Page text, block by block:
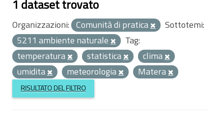
1 dataset trovato
Organizzazioni: Comunità di pratica
Sottotemi:
5211 ambiente naturale
Tag:
temperatura
statistica
clima
umidita
meteorologia Matera
RISULTATO DEL FILTRO